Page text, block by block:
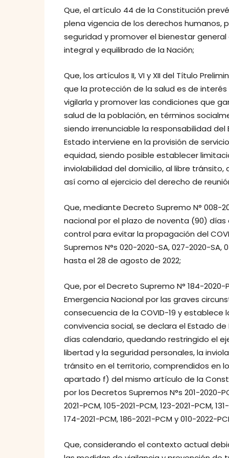
Que, el artículo 44 de la Constitución
plena vigencia de los derechos humanos,
seguridad y promover el bienestar
integral y equilibrado de la Nación;
Que, los artículos II, VI y XII del Título
que la protección de la salud es de
vigilarla y promover las condiciones que
salud de la población, en términos
siendo irrenunciable la responsabilidad del
Estado interviene en la provisión de
equidad, siendo posible establecer
inviolabilidad del domicilio, al libre
así como al ejercicio del derecho de
Que, mediante Decreto Supremo N° 008-
nacional por el plazo de noventa (90)
control para evitar la propagación del
Supremos N°s 020-2020-SA, 027-2020-SA,
hasta el 28 de agosto de 2022;
Que, por el Decreto Supremo N° 184-
Emergencia Nacional por las graves
consecuencia de la COVID-19 y
convivencia social, se declara el Estado
días calendario, quedando restringido el
libertad y la seguridad personales, la
tránsito en el territorio, comprendidos en
apartado f) del mismo artículo de la
por los Decretos Supremos N°s 201-2020-
2021-PCM, 105-2021-PCM, 123-2021-PCM,
174-2021-PCM, 186-2021-PCM y 010-2022-
Que, considerando el contexto actual